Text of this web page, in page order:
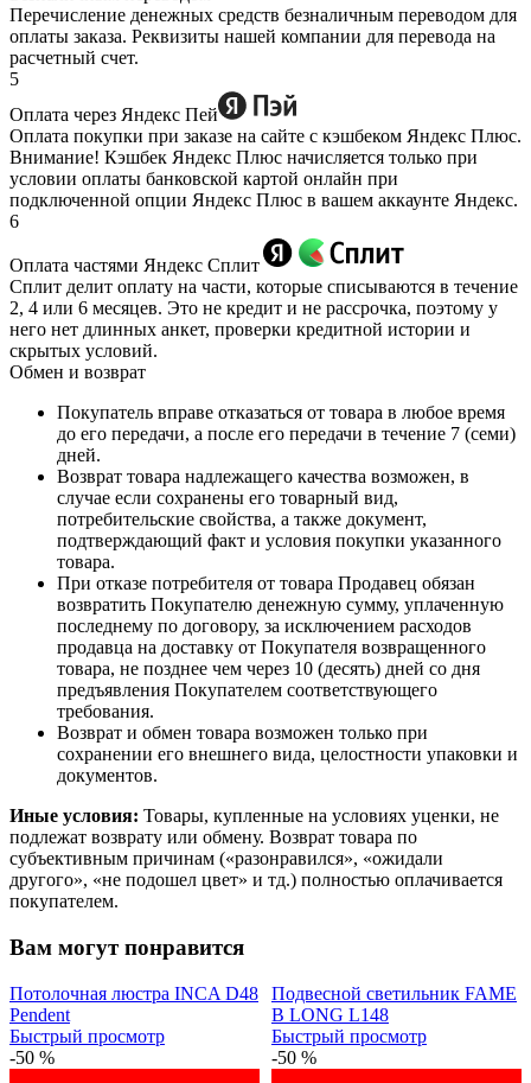
Перечисление денежных средств безналичным переводом для
оплаты заказа. Реквизиты нашей компании для перевода на
расчетный счет.
5
Оплата через Яндекс Пей
Оплата покупки при заказе на сайте с кэшбеком Яндекс Плюс.
Внимание! Кэшбек Яндекс Плюс начисляется только при
условии оплаты банковской картой онлайн при
подключенной опции Яндекс Плюс в вашем аккаунте Яндекс.
6
Оплата частями Яндекс Сплит
Сплит делит оплату на части, которые списываются в течение
2, 4 или 6 месяцев. Это не кредит и не рассрочка, поэтому у
него нет длинных анкет, проверки кредитной истории и
скрытых условий.
Обмен и возврат
Покупатель вправе отказаться от товара в любое время
до его передачи, а после его передачи в течение 7 (семи)
дней.
Возврат товара надлежащего качества возможен, в
случае если сохранены его товарный вид,
потребительские свойства, а также документ,
подтверждающий факт и условия покупки указанного
товара.
При отказе потребителя от товара Продавец обязан
возвратить Покупателю денежную сумму, уплаченную
последнему по договору, за исключением расходов
продавца на доставку от Покупателя возвращенного
товара, не позднее чем через 10 (десять) дней со дня
предъявления Покупателем соответствующего
требования.
Возврат и обмен товара возможен только при
сохранении его внешнего вида, целостности упаковки и
документов.
Иные условия: Товары, купленные на условиях уценки, не
подлежат возврату или обмену. Возврат товара по
субъективным причинам («разонравился», «ожидали
другого», «не подошел цвет» и тд.) полностью оплачивается
покупателем.
Вам могут понравится
Потолочная люстра INCA D48
Pendent
Быстрый просмотр
-50 %
Подвесной светильник FAME
B LONG L148
Быстрый просмотр
-50 %